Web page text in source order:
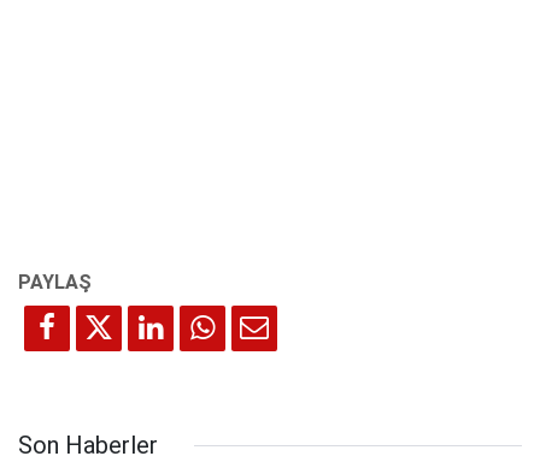
Son Haberler